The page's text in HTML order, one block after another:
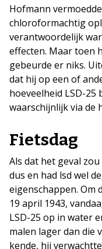
Hofmann
chloroformachtig
verantwoordelijk
effecten. Maar toen
gebeurde er niks.
dat hij op een of
hoeveelheid LSD-
waarschijnlijk via de
Fietsdag
Als dat het geval
dus en had lsd wel
eigenschappen. Om
19 april 1943,
LSD-25 op in water
malen lager dan die
kende, hij